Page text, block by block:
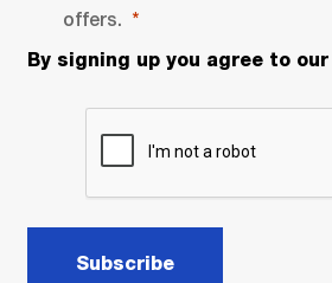
offers.
By signing up you agree to our
Subscribe